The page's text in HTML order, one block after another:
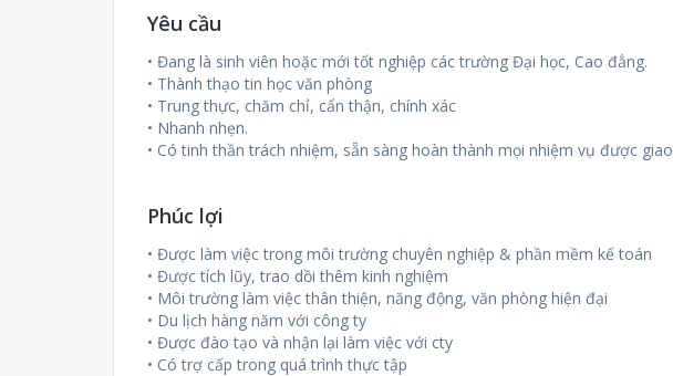
Yêu cầu
• Đang là sinh viên hoặc mới tốt nghiệp các trường Đại học, Cao đẳng.
• Thành thạo tin học văn phòng
• Trung thực, chăm chỉ, cẩn thận, chính xác
• Nhanh nhẹn.
• Có tinh thần trách nhiệm, sẵn sàng hoàn thành mọi nhiệm vụ được giao
Phúc lợi
• Được làm việc trong môi trường chuyên nghiệp & phần mềm kế toán
• Được tích lũy, trao dồi thêm kinh nghiệm
• Môi trường làm việc thân thiện, năng động, văn phòng hiện đại
• Du lịch hàng năm với công ty
• Được đào tạo và nhận lại làm việc với cty
• Có trợ cấp trong quá trình thực tập